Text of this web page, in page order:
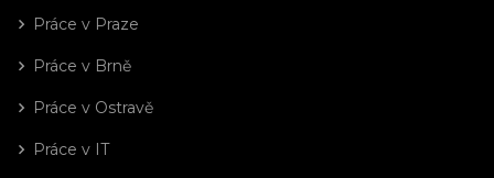
Práce v Praze
Práce v Brně
Práce v Ostravě
Práce v IT